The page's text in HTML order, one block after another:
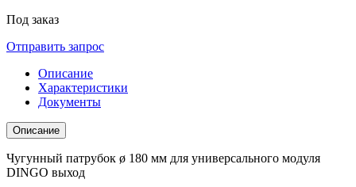
Под заказ
Отправить запрос
Описание
Характеристики
Документы
Описание
Чугунный патрубок ø 180 мм для универсального модуля
DINGO выход